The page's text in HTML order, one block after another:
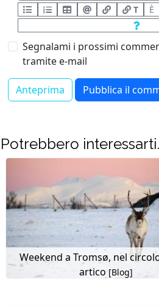
T
È
Segnalami i prossimi
tramite e-mail
Potrebbero
Weekend a Tromsø, nel
artico [Blog]